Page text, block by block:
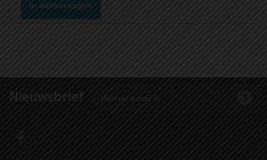
In winkelwagen
Nieuwsbrief